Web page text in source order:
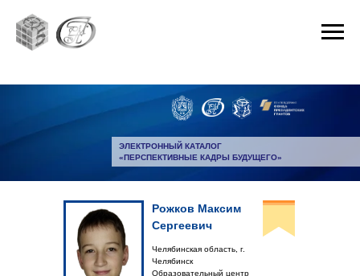
ЭЛЕКТРОННЫЙ КАТАЛОГ
«ПЕРСПЕКТИВНЫЕ КАДРЫ БУДУЩЕГО»
Рожков Максим
Сергеевич
Челябинская область, г.
Челябинск
Образовательный центр